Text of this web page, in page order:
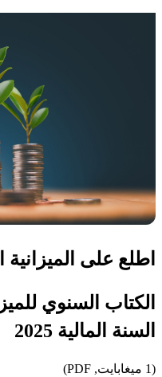
اطلع على الميزانية
الكتاب السنوي
السنة المالية 2025
(1 ميغابايت, PDF)